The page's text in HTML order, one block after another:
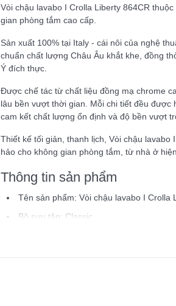
Vòi chậu lavabo I Crolla Liberty 864CR
gian phòng tắm cao cấp.
Sản xuất 100% tại Italy - cái nôi của nghệ
chuẩn chất lượng Châu Âu khắt khe, đồng
Ý đích thực.
Được chế tác từ chất liệu đồng mạ chrome
lâu bền vượt thời gian. Mỗi chi tiết đều được
cam kết chất lượng ổn định và độ bền vượt
Thiết kế tối giản, thanh lịch, Vòi chậu
hảo cho không gian phòng tắm, từ nhà ở
Thông tin sản phẩm
Tên sản phẩm: Vòi chậu lavabo I Crolla
Bộ sưu tập: Classic